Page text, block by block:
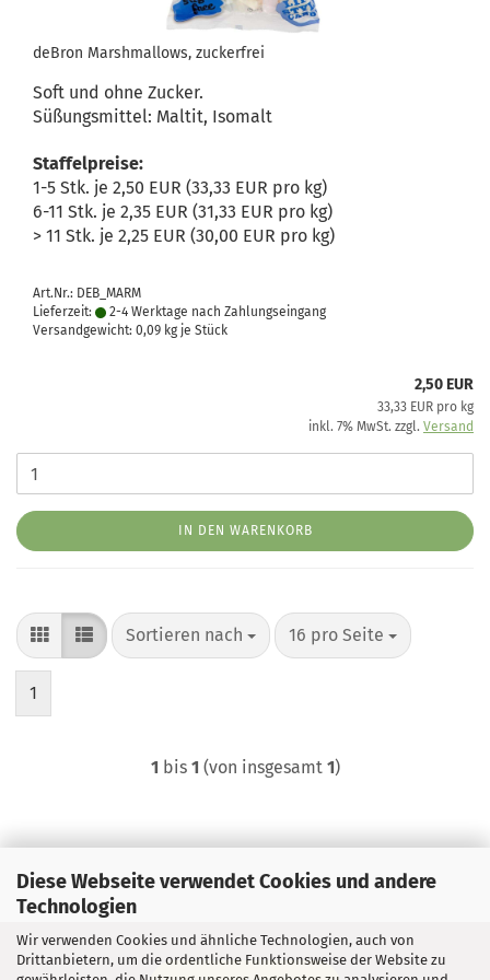
Diese Webseite verwendet Cookies und andere
Technologien
Wir verwenden Cookies und ähnliche Technologien, auch von
Drittanbietern, um die ordentliche Funktionsweise der Website zu
deBron Marshmallows, zuckerfrei
Soft und ohne Zucker.
Süßungsmittel: Maltit, Isomalt
Staffelpreise:
1-5 Stk. je 2,50 EUR (33,33 EUR pro kg)
6-11 Stk. je 2,35 EUR (31,33 EUR pro kg)
> 11 Stk. je 2,25 EUR (30,00 EUR pro kg)
Art.Nr.: DEB_MARM
Lieferzeit:
2-4 Werktage nach Zahlungseingang
Versandgewicht: 0,09 kg je Stück
2,50 EUR
33,33 EUR pro kg
inkl. 7% MwSt. zzgl. Versand
IN DEN WARENKORB
Sortieren nach
Sortieren nach 16 pro Seite
pro Seite
1
1 bis 1 (von insgesamt 1)